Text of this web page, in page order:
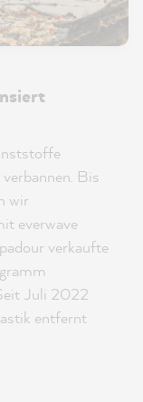
Bis
wir
everwave
verkaufte
Juli 2022
entfernt